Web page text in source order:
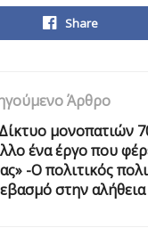
Share
Άρθρο
μονοπατιών
ένα έργο που
-Ο πολιτικός
στην αλήθεια